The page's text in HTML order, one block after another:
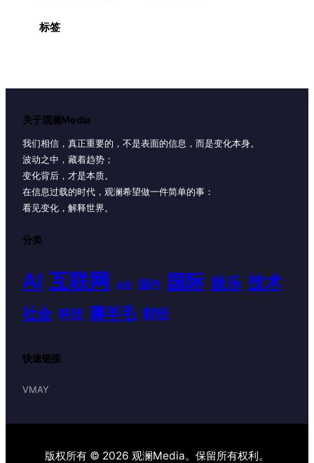
标签
关于观澜Media
我们相信，真正重要的，不是表面的信息，而是变化本身。
波动之中，藏着趋势；
变化背后，才是本质。
在信息过载的时代，观澜希望做一件简单的事：
看见变化，解释世界。
分类
AI 互联网 体育 国内 国际 娱乐 技术
社会 科技 薅羊毛 财经
快速链接
VMAY
版权所有 © 2026 观澜Media。保留所有权利。